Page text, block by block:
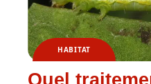
HABITAT
Quel